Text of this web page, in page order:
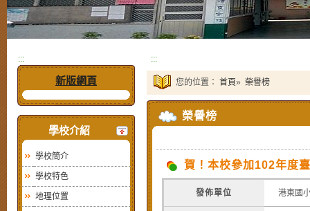
:::
新版網頁
學校介紹
學校簡介
學校特色
地理位置
:::
您的位置： 首頁» 榮譽榜
榮譽榜
賀！本校參加102年度
發佈單位 港東國